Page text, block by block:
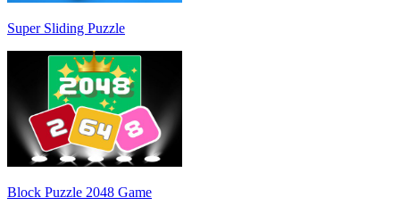
Super Sliding Puzzle
Block Puzzle 2048 Game